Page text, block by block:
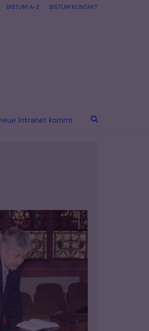
BISTUM A-Z BISTUM KONTAKT
Intranet kommt